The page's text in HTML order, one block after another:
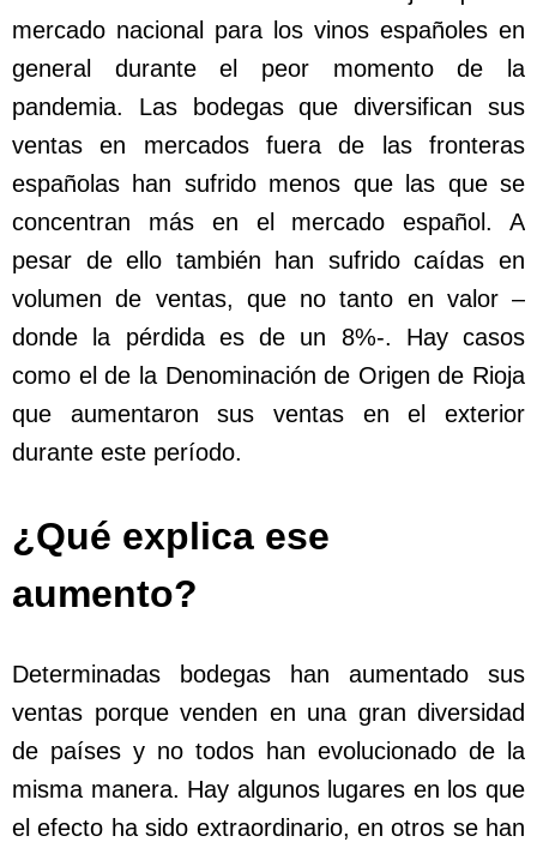
mercado nacional para los vinos españoles en
general durante el peor momento de la
pandemia. Las bodegas que diversifican sus
ventas en mercados fuera de las fronteras
españolas han sufrido menos que las que se
concentran más en el mercado español. A
pesar de ello también han sufrido caídas en
volumen de ventas, que no tanto en valor –
donde la pérdida es de un 8%-. Hay casos
como el de la Denominación de Origen de Rioja
que aumentaron sus ventas en el exterior
durante este período.
¿Qué explica ese
aumento?
Determinadas bodegas han aumentado sus
ventas porque venden en una gran diversidad
de países y no todos han evolucionado de la
misma manera. Hay algunos lugares en los que
el efecto ha sido extraordinario, en otros se han